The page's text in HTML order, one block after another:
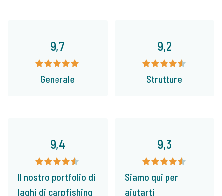
9,7
Generale
9,2
Strutture
9,4
Il nostro portfolio di
laghi di carpfishing
9,3
Siamo qui per
aiutarti